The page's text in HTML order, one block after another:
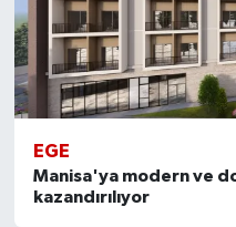
EGE
Manisa'ya modern ve
kazandırılıyor